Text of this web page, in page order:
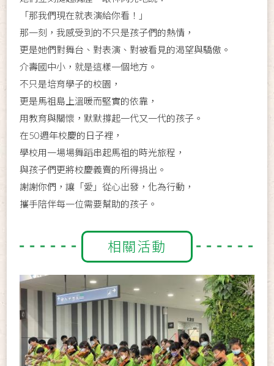
「那我們現在就表演給你看！」
那一刻，我感受到的不只是孩子們的熱情，
更是她們對舞台、對表演、對被看見的渴望與驕傲。
介壽國中小，就是這樣一個地方。
不只是培育學子的校園，
更是馬祖島上溫暖而堅實的依靠，
用教育與關懷，默默撐起一代又一代的孩子。
在50週年校慶的日子裡，
學校用一場場舞蹈串起馬祖的時光旅程，
與孩子們更將校慶義賣的所得捐出。
謝謝你們，讓「愛」從心出發，化為行動，
攜手陪伴每一位需要幫助的孩子。
相關活動